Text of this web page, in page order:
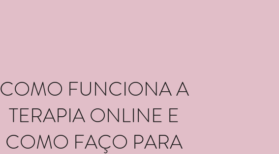
COMO FUNCIONA A
TERAPIA ONLINE E
COMO FAÇO PARA